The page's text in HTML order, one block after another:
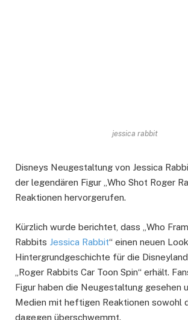
jessica rabbit
Disneys Neugestaltung von Jessica
der legendären Figur „Who Shot Roger
Reaktionen hervorgerufen.
Kürzlich wurde berichtet, dass „Who
Rabbits Jessica Rabbit“ einen neuen
Hintergrundgeschichte für die
„Roger Rabbits Car Toon Spin“ erhält.
Figur haben die Neugestaltung gesehen
Medien mit heftigen Reaktionen sowohl
dagegen überschwemmt.